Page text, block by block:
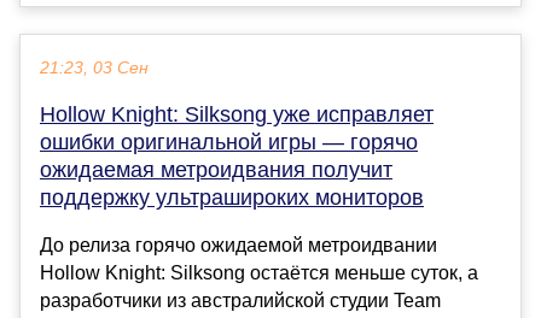
21:23, 03 Сен
Hollow Knight: Silksong уже исправляет
ошибки оригинальной игры — горячо
ожидаемая метроидвания получит
поддержку ультрашироких мониторов
До релиза горячо ожидаемой метроидвании
Hollow Knight: Silksong остаётся меньше суток, а
разработчики из австралийской студии Team